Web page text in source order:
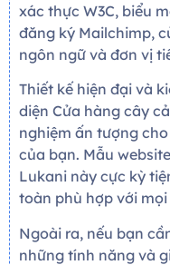
xác thực W3C, biểu
đăng ký Mailchimp,
ngôn ngữ và đơn vị
Thiết kế hiện đại và
diện Cửa hàng cây
nghiệm ấn tượng
của bạn. Mẫu
Lukani này cực kỳ
toàn phù hợp với
Ngoài ra, nếu bạn
những tính năng và